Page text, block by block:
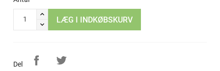
LÆG I INDKØBSKURV
Del